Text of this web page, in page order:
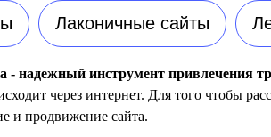
Лаконичные сайты
- надежный инструмент привлечения
через интернет. Для того чтобы
и продвижение сайта.